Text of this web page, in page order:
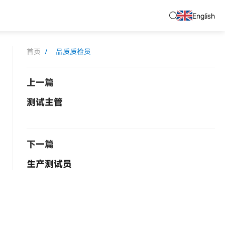
English
首页 / 品质质检员
上一篇
测试主管
下一篇
生产测试员